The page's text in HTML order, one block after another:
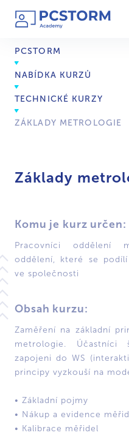
PCSTORM
NABÍDKA KURZŮ
TECHNICKÉ KURZY
ZÁKLADY METROLOGIE
Základy
Komu je kurz určen:
Pracovníci oddělení
oddělení, které se
ve společnosti
Obsah kurzu:
Zaměření na základní
metrologie. Účastníci
zapojeni do WS
principy vyzkouší na
• Základní pojmy
• Nákup a evidence
• Kalibrace měřidel